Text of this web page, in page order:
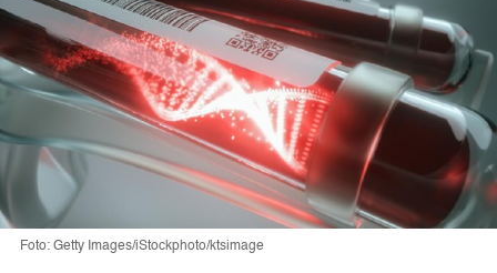
Foto: Getty Images/iStockphoto/ktsimage